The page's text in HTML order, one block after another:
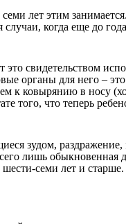
лет этим
когда еще до
свидетельством
органы для него – это
к ковырянию в носу
того, что теперь
зудом,
лишь обыкновенная
шести-семи лет и старше.